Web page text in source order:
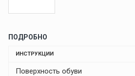
ПОДРОБНО
ИНСТРУКЦИИ
Поверхность обуви